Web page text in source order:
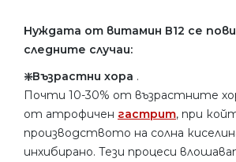
Нуждата от витамин В12 се
следните случаи:
❇️Възрастни хора .
Почти 10-30% от възрастните
от атрофичен гастрит, при
производството на солна
инхибирано. Тези процеси